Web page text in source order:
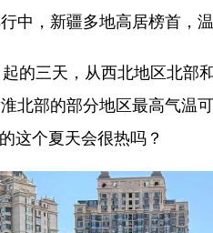
中，新疆多地高居榜首，
三天，从西北地区北部
北部的部分地区最高气温
这个夏天会很热吗？